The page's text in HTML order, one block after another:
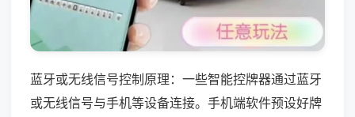
蓝牙或无线信号控制原理：一些智能控牌器通过蓝牙
或无线信号与手机等设备连接。手机端软件预设好牌